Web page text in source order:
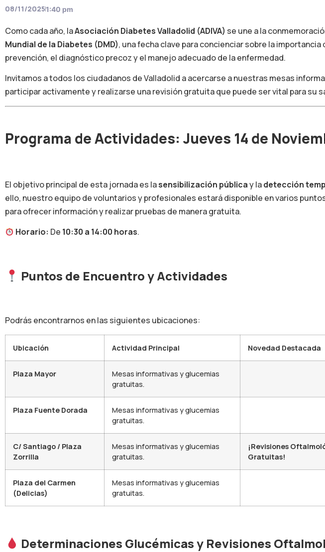
08/11/20251:40 pm
Como cada año, laAsociación Diabetes Valladolid (ADIVA) se une a la
Mundial de la Diabetes (DMD), una fecha clave para concienciar sobre la importancia
prevención, el diagnóstico precoz y el manejo adecuado de la enfermedad.
Invitamos a todos los ciudadanos de Valladolid a acercarse a nuestras mesas
participar activamente y realizarse una revisión gratuita que puede ser vital para su
Programa de Actividades: Jueves 14 de
El objetivo principal de esta jornada es lasensibilización públicay ladetección
ello, nuestro equipo de voluntarios y profesionales estará disponible en varios
para ofrecer información y realizar pruebas de manera gratuita.
Horario: De 10:30 a 14:00 horas.
Puntos de Encuentro y Actividades
Podrás encontrarnos en las siguientes ubicaciones:
Ubicación Actividad Principal Novedad Destacada
Plaza Mayor
Mesas informativas y glucemias
gratuitas.
Plaza Fuente Dorada
Mesas informativas y glucemias
gratuitas.
C/ Santiago / Plaza
Zorrilla
Mesas informativas y glucemias
gratuitas.
¡Revisiones
Gratuitas!
Plaza del Carmen
(Delicias)
Mesas informativas y glucemias
gratuitas.
Determinaciones Glucémicas y Revisiones